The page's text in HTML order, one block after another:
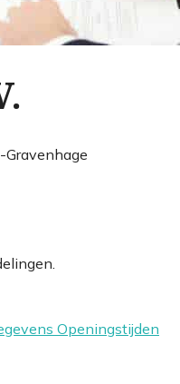
Openingstijden